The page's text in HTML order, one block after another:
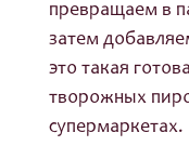
превращаем в
затем
это такая
творожных